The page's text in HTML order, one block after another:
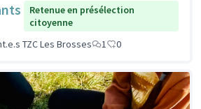
Retenue en présélection
citoyenne
TZC Les Brosses
1 0